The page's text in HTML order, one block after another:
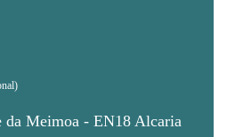
da Meimoa - EN18 Alcaria